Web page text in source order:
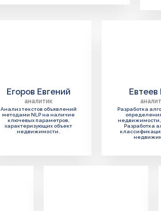
Егоров Евгений
аналитик
Анализ текстов объявлений
методами NLP на наличие
ключевых параметров,
характеризующих объект
недвижимости.
Евтеев
Разработка
недвижимости,
Разработка